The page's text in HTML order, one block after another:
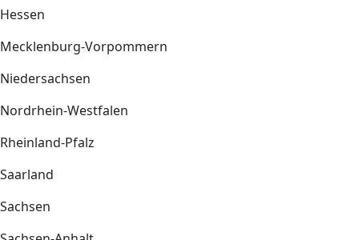
Hessen
Mecklenburg-Vorpommern
Niedersachsen
Nordrhein-Westfalen
Rheinland-Pfalz
Saarland
Sachsen